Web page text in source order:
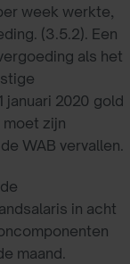
week werkte,
(3.5.2). Een
als het
januari 2020 gold
moet zijn
WAB vervallen.
in acht
maand.